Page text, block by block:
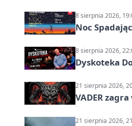
8 sierpnia 2026,
Noc
8 sierpnia 2026,
Dyskoteka
21 sierpnia 2026,
VADER
21 sierpnia 2026,